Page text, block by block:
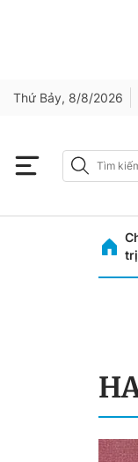
Thứ Bảy, 8/8/2026
trị